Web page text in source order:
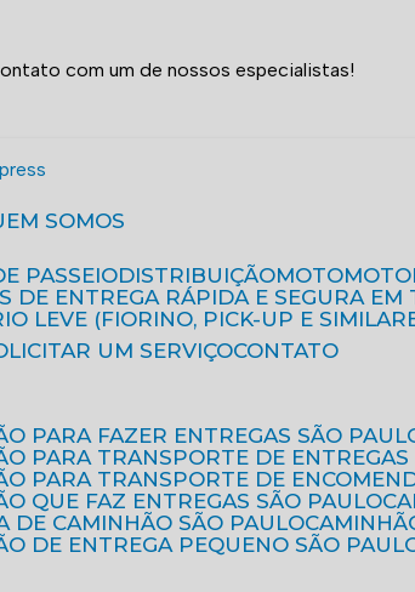
com um de nossos especialistas!
SOMOS
PASSEIO
DISTRIBUIÇÃO MOTO
DE ENTREGA RÁPIDA E SEGURA
LEVE (FIORINO, PICK-UP E
UM SERVIÇO CONTATO
PARA FAZER ENTREGAS SÃO
PARA TRANSPORTE DE
PARA TRANSPORTE DE
QUE FAZ ENTREGAS SÃO PAULO
DE CAMINHÃO SÃO PAULO
DE ENTREGA PEQUENO SÃO